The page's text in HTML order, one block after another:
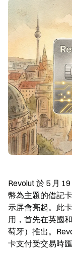
Revolut 於 5 月
幣為主題的借記
示屏會亮起。此
用，首先在英國
萄牙）推出。
卡支付受交易時匯